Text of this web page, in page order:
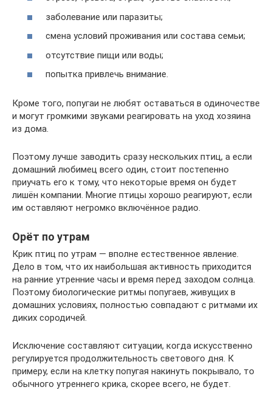
заболевание или паразиты;
смена условий проживания или состава семьи;
отсутствие пищи или воды;
попытка привлечь внимание.
Кроме того, попугаи не любят оставаться в одиночестве
и могут громкими звуками реагировать на уход хозяина
из дома.
Поэтому лучше заводить сразу нескольких птиц, а если
домашний любимец всего один, стоит постепенно
приучать его к тому, что некоторые время он будет
лишён компании. Многие птицы хорошо реагируют, если
им оставляют негромко включённое радио.
Орёт по утрам
Крик птиц по утрам — вполне естественное явление.
Дело в том, что их наибольшая активность приходится
на ранние утренние часы и время перед заходом солнца.
Поэтому биологические ритмы попугаев, живущих в
домашних условиях, полностью совпадают с ритмами их
диких сородичей.
Исключение составляют ситуации, когда искусственно
регулируется продолжительность светового дня. К
примеру, если на клетку попугая накинуть покрывало, то
обычного утреннего крика, скорее всего, не будет.